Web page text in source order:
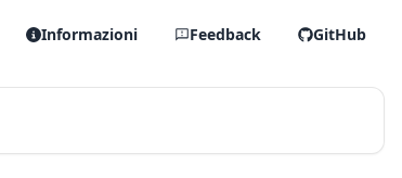
Informazioni Feedback GitHub